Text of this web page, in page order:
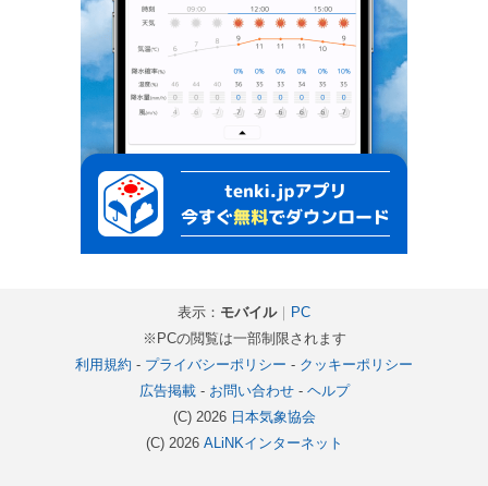
表示： モバイル｜ PC
※PCの閲覧は一部制限されます
利用規約 - プライバシーポリシー - クッキーポリシー
広告掲載- お問い合わせ- ヘルプ
(C) 2026 日本気象協会
(C) 2026 ALiNKインターネット